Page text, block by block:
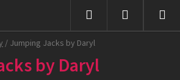
/ Jumping Jacks by Daryl
by Daryl